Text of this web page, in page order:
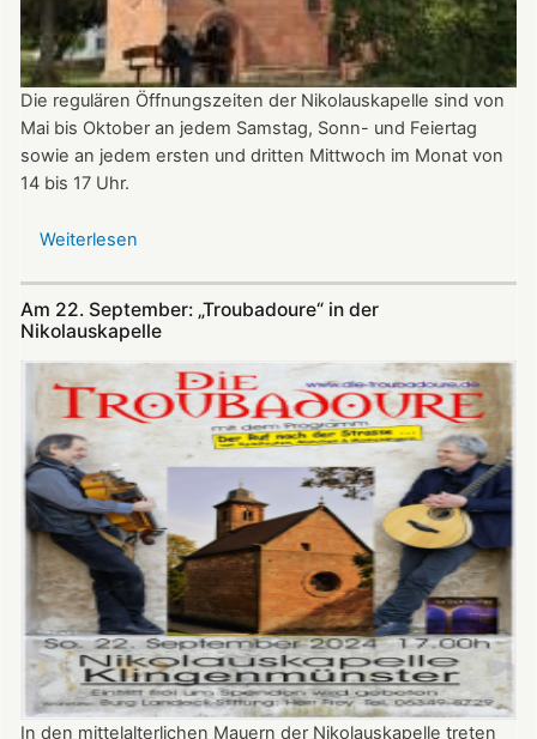
Die regulären Öffnungszeiten der Nikolauskapelle sind von
Mai bis Oktober an jedem Samstag, Sonn- und Feiertag
sowie an jedem ersten und dritten Mittwoch im Monat von
14 bis 17 Uhr.
Weiterlesen
Nikolauskapelle
Am 22. September: „Troubadoure“ in der
Nikolauskapelle
In den mittelalterlichen Mauern der Nikolauskapelle treten